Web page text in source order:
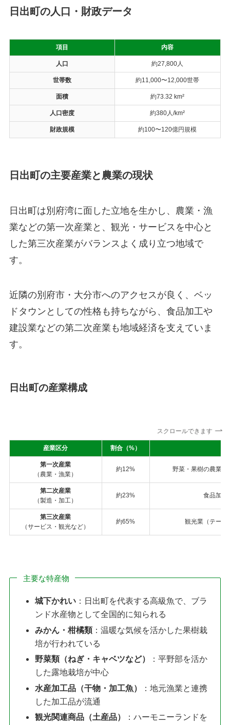
日出町の人口・財政データ
項目 内容
人口 約27,800人
世帯数 約11,000〜12,000世帯
面積 約73.32 km²
人口密度 約380人/km²
財政規模 約100〜120億円規模
日出町の主要産業と農業の現状
日出町は別府湾に面した立地を生かし、農業・漁
業などの第一次産業と、観光・サービスを中心と
した第三次産業がバランスよく成り立つ地域で
す。
近隣の別府市・大分市へのアクセスが良く、ベッ
ドタウンとしての性格も持ちながら、食品加工や
建設業などの第二次産業も地域経済を支えていま
す。
日出町の産業構成
スクロールできます
産業区分 割合（%）
第一次産業
（農業・漁業）
約12% 野菜・果樹の農業
第二次産業
（製造・加工）
約23% 食品加工
第三次産業
（サービス・観光など）
約65% 観光業（テー
主要な特産物
城下かれい ：日出町を代表する高級魚で、ブラ
ンド水産物として全国的に知られる
みかん・柑橘類：温暖な気候を活かした果樹栽
培が行われている
野菜類（ねぎ・キャベツなど）
：平野部を活か
した露地栽培が中心
水産加工品（干物・加工魚）
：地元漁業と連携
した加工品が流通
観光関連商品（土産品）
：ハーモニーランドを